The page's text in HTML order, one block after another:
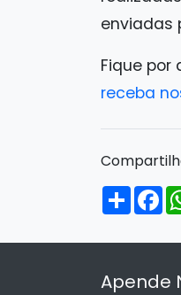
enviadas
Fique por
receba
Apende